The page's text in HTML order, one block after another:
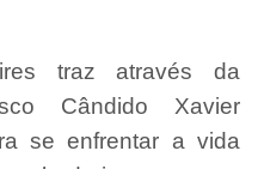
traz através da
Cândido Xavier
se enfrentar a vida